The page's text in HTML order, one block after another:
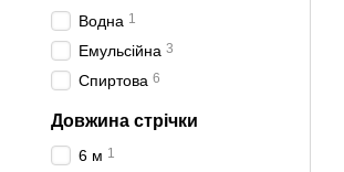
Водна 1
Емульсійна 3
Спиртова 6
Довжина стрічки
6 м 1